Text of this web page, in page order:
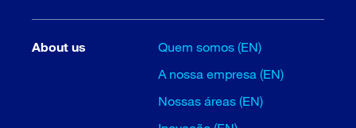
About us
Quem somos (EN)
A nossa empresa (EN)
Nossas áreas (EN)